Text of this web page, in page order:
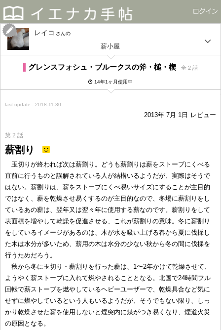
レイコ さん
薪小屋
グレンスフォシュ・ブルークスの斧・槌・楔 全 2 話
14年1ヶ月使用中
last update : 2018.11.30
2013年 7月 1日 レビュー
第 2 話
薪割り
玉切りが終われば次は薪割り。どうも薪割りは薪をストーブにくべる
直前に行うものと誤解されている人が結構いるようだが、実際はそうで
はない。薪割りは、薪をストーブにくべ易いサイズにすることが主目的
ではなく、薪を乾燥させ易くするのが主目的なので、冬場に薪割りをし
ているあの薪は、翌年又は翌々年に使用する薪なのです。薪割りをして
表面積を増やして乾燥を促進させる、これが薪割りの意味。冬に薪割り
をしているイメージがあるのは、木が水を吸い上げる春から夏に伐採し
た木は水分が多いため、薪用の木は水分の少ない秋から冬の間に伐採を
行うためだろう。
秋から冬に玉切り・薪割りを行った薪は、1〜2年かけて乾燥させて、
ようやく薪ストーブに入れて燃やされることとなる。北国で24時間フル
回転で薪ストーブを燃やしているヘビーユーザーで、乾燥具合など気に
せずに燃やしているという人もいるようだが、そうでもない限り、しっ
かり乾燥させた薪を使用しないと煙突内に煤がつき易くなり、煙道火災
の原因となる。